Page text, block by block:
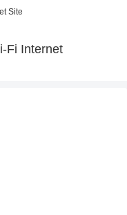
Site
Fi Internet